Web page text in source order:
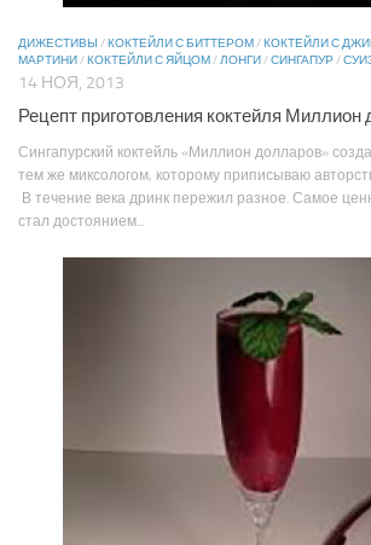
ДИЖЕСТИВЫ /КОКТЕЙЛИ С БИТТЕРОМ/КОКТЕЙЛИ С
МАРТИНИ/КОКТЕЙЛИ С ЯЙЦОМ/ЛОНГИ/СИНГАПУР /
14 НОЯ, 2013
Рецепт приготовления коктейля Миллион
Сингапурский коктейль «Миллион долларов»
тем же миксологом, которому приписываю
В течение века дринк пережил разное. Самое
стал достоянием...